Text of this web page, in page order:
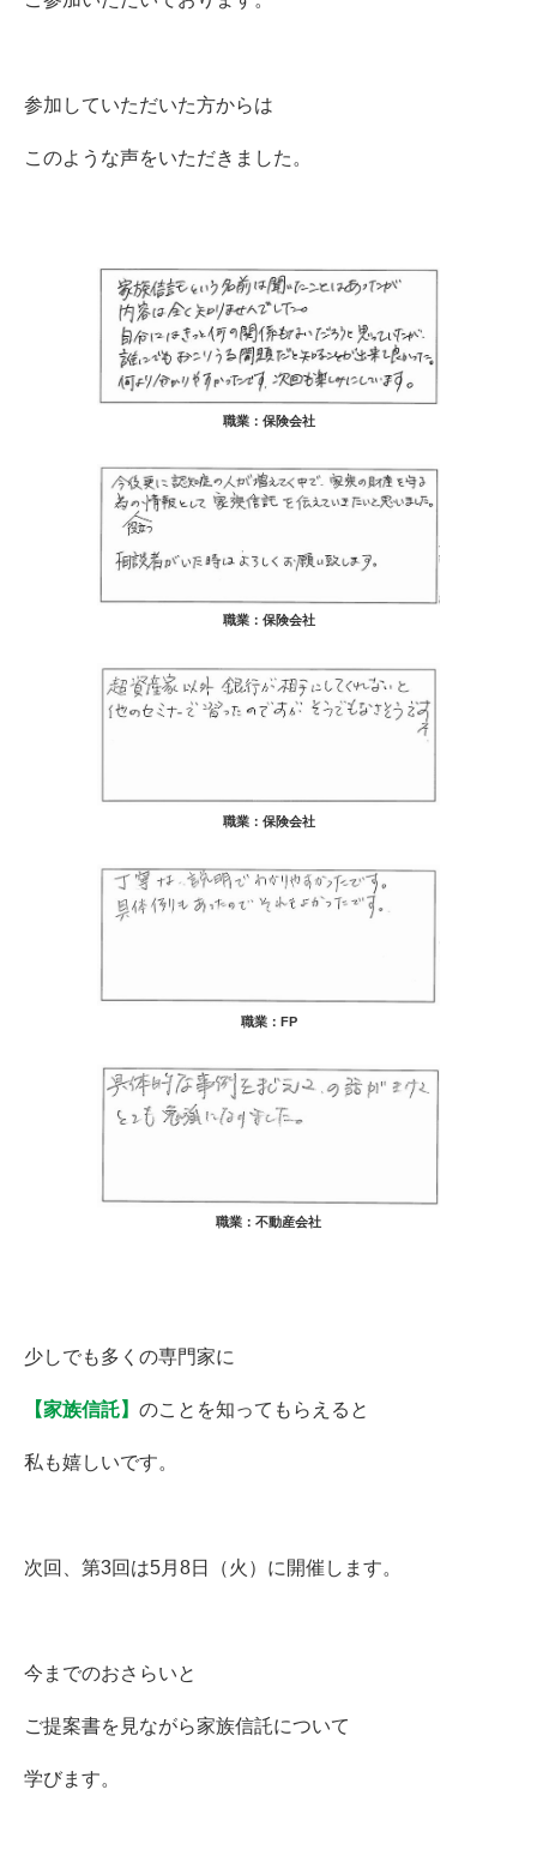
参加していただいた方からは
このような声をいただきました。
職業：保険会社
職業：保険会社
職業：保険会社
職業：FP
職業：不動産会社
少しでも多くの専門家に
【家族信託】 のことを知ってもらえると
私も嬉しいです。
次回、第3回は5月8日（火）に開催します。
今までのおさらいと
ご提案書を見ながら家族信託について
学びます。